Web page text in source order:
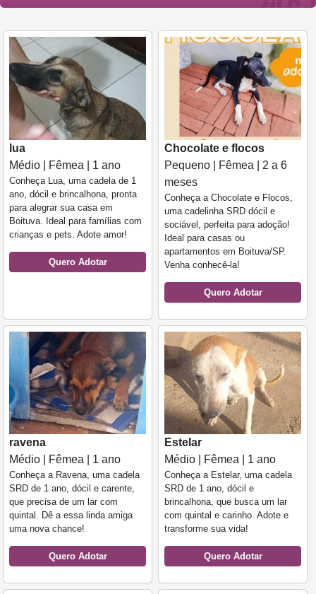
lua
Médio | Fêmea | 1 ano
Conheça Lua, uma cadela de 1
ano, dócil e brincalhona, pronta
para alegrar sua casa em
Boituva. Ideal para famílias com
crianças e pets. Adote amor!
Quero Adotar
Chocolate e flocos
Pequeno | Fêmea | 2 a 6
meses
Conheça a Chocolate e Flocos,
uma cadelinha SRD dócil e
sociável, perfeita para adoção!
Ideal para casas ou
apartamentos em Boituva/SP.
Venha conhecê-la!
Quero Adotar
ravena
Médio | Fêmea | 1 ano
Conheça a Ravena, uma cadela
SRD de 1 ano, dócil e carente,
que precisa de um lar com
quintal. Dê a essa linda amiga
uma nova chance!
Quero Adotar
Estelar
Médio | Fêmea | 1 ano
Conheça a Estelar, uma cadela
SRD de 1 ano, dócil e
brincalhona, que busca um lar
com quintal e carinho. Adote e
transforme sua vida!
Quero Adotar